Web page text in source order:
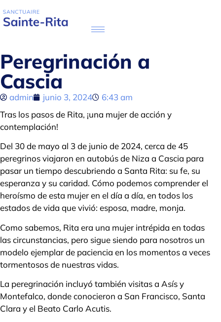
Peregrinación a
Cascia
admin junio 3, 2024
6:43 am
Tras los pasos de Rita, ¡una mujer de acción y
contemplación!
Del 30 de mayo al 3 de junio de 2024, cerca de 45
peregrinos viajaron en autobús de Niza a Cascia para
pasar un tiempo descubriendo a Santa Rita: su fe, su
esperanza y su caridad. Cómo podemos comprender el
heroísmo de esta mujer en el día a día, en todos los
estados de vida que vivió: esposa, madre, monja.
Como sabemos, Rita era una mujer intrépida en todas
las circunstancias, pero sigue siendo para nosotros un
modelo ejemplar de paciencia en los momentos a veces
tormentosos de nuestras vidas.
La peregrinación incluyó también visitas a Asís y
Montefalco, donde conocieron a San Francisco, Santa
Clara y el Beato Carlo Acutis.